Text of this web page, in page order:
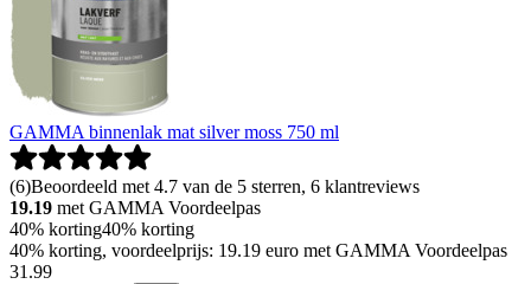
GAMMA binnenlak mat silver moss 750 ml
(6)Beoordeeld met 4.7 van de 5 sterren, 6 klantreviews
19.19 met GAMMA Voordeelpas
40% korting40% korting
40% korting, voordeelprijs: 19.19 euro met GAMMA Voordeelpas
31.99